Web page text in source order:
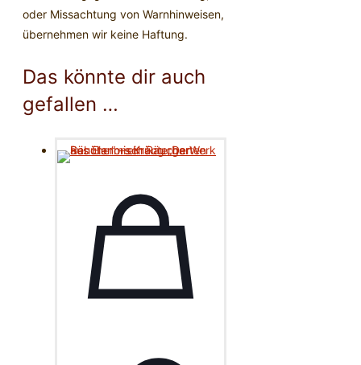
oder Missachtung von Warnhinweisen,
übernehmen wir keine Haftung.
Das könnte dir auch
gefallen …